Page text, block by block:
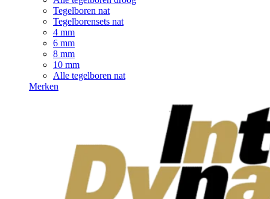
Tegelboren nat
Tegelborensets nat
4 mm
6 mm
8 mm
10 mm
Alle tegelboren nat
Merken